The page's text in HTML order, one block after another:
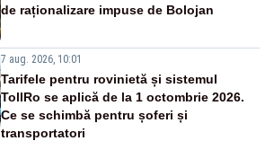
de raționalizare impuse de Bolojan
7 aug. 2026, 10:01
Tarifele pentru rovinietă și sistemul
TollRo se aplică de la 1 octombrie 2026.
Ce se schimbă pentru șoferi și
transportatori